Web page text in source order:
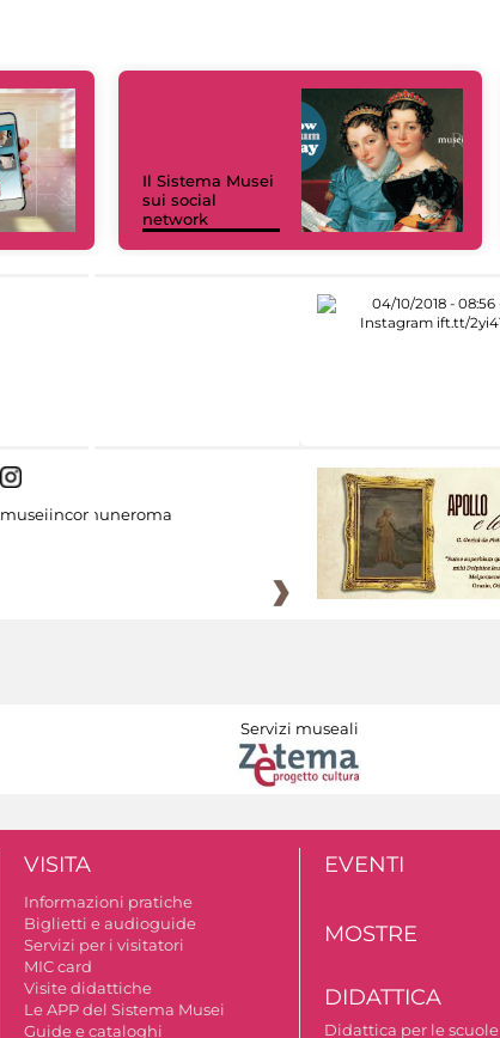
Il Sistema Musei
sui social
network
museiincomuneroma
Servizi museali
VISITA
Informazioni pratiche
Biglietti e audioguide
Servizi per i visitatori
MIC card
Visite didattiche
Le APP del Sistema Musei
Guide e cataloghi
EVENTI
MOSTRE
DIDATTICA
Didattica per le scuole